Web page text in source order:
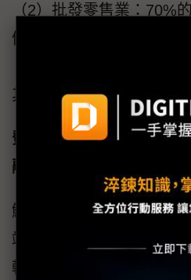
（2）批發零售業：70%
優於其所屬產業之全球平
其所屬產業之全球平均。
鄧白氏全球資料庫提供完
融業實踐永續金融
鮑文安(Julian Prower)進
端氣候影響加劇，永續發
轉型的迫切需求。鄧白氏